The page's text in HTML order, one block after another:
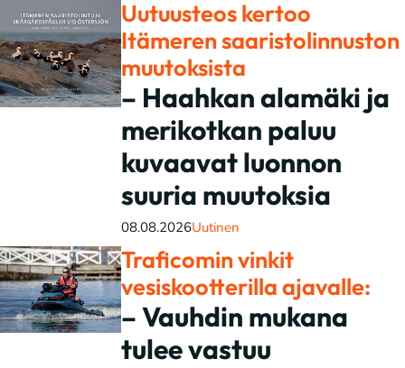
Uutuusteos kertoo
Itämeren saaristolinnuston
muutoksista
– Haahkan alamäki ja
merikotkan paluu
kuvaavat luonnon
suuria muutoksia
08.08.2026Uutinen
Traficomin vinkit
vesiskootterilla ajavalle:
– Vauhdin mukana
tulee vastuu